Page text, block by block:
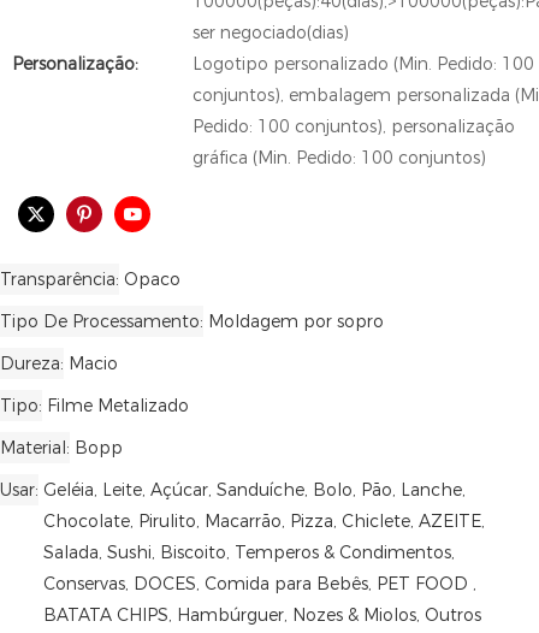
ser negociado(dias)
Personalização:
Logotipo personalizado (Min. Pedido: 100
conjuntos), embalagem personalizada
Pedido: 100 conjuntos), personalização
gráfica (Min. Pedido: 100 conjuntos)
Transparência Opaco
Tipo De Processamento Moldagem por sopro
Dureza Macio
Tipo Filme Metalizado
Material Bopp
Usar Geléia, Leite, Açúcar, Sanduíche, Bolo, Pão, Lanche,
Chocolate, Pirulito, Macarrão, Pizza, Chiclete, AZEITE,
Salada, Sushi, Biscoito, Temperos & Condimentos,
Conservas, DOCES, Comida para Bebês, PET FOOD ,
BATATA CHIPS, Hambúrguer, Nozes & Miolos, Outros